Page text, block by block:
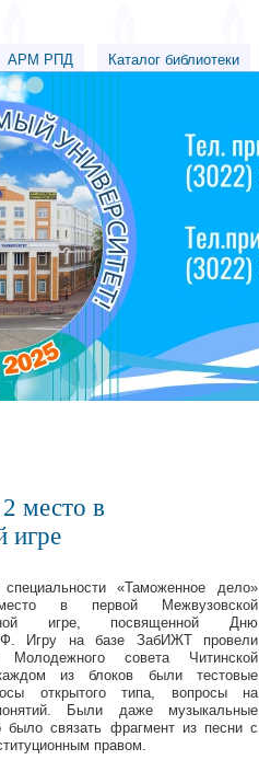
АРМ РПД Каталог библиотеки
место в
игре
специальности «Таможенное дело»
в первой Межвузовской
игре, посвященной Дню
Игру на базе ЗабИЖТ провели
Молодежного совета Читинской
из блоков были тестовые
открытого типа, вопросы на
Были даже музыкальные
было связать фрагмент из песни с
правом.